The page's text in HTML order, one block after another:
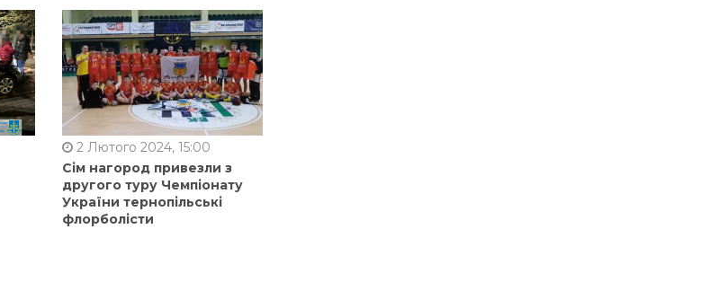
2 Лютого 2024, 15:00
Сім нагород привезли з
другого туру Чемпіонату
України тернопільські
флорболісти